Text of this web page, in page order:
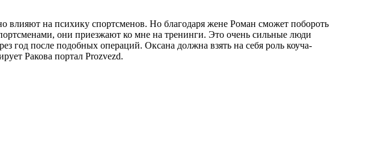
влияют на психику спортсменов. Но благодаря жене Роман сможет побороть
они приезжают ко мне на тренинги. Это очень сильные люди
после подобных операций. Оксана должна взять на себя роль коуча-
Ракова портал Prozvezd.